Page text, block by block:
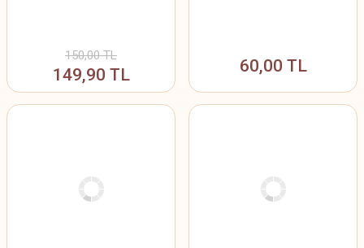
150,00 TL
149,90 TL 60,00 TL